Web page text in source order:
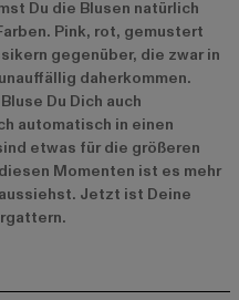
Du die Blusen natürlich
Pink, rot, gemustert
gegenüber, die zwar in
daherkommen.
Du Dich auch
automatisch in einen
etwas für die größeren
Momenten ist es mehr
Jetzt ist Deine